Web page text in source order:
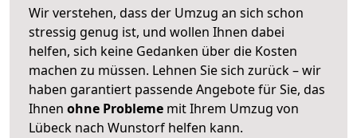
Wir verstehen, dass der Umzug an sich schon
stressig genug ist, und wollen Ihnen dabei
helfen, sich keine Gedanken über die Kosten
machen zu müssen. Lehnen Sie sich zurück – wir
haben garantiert passende Angebote für Sie, das
Ihnen ohne Probleme mit Ihrem Umzug von
Lübeck nach Wunstorf helfen kann.